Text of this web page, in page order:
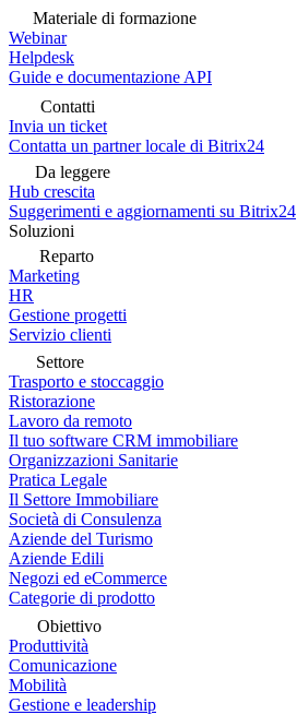
Materiale di formazione
Webinar
Helpdesk
Guide e documentazione API
Contatti
Invia un ticket
Contatta un partner locale di Bitrix24
Da leggere
Hub crescita
Suggerimenti e aggiornamenti su Bitrix24
Soluzioni
Reparto
Marketing
HR
Gestione progetti
Servizio clienti
Settore
Trasporto e stoccaggio
Ristorazione
Lavoro da remoto
Il tuo software CRM immobiliare
Organizzazioni Sanitarie
Pratica Legale
Il Settore Immobiliare
Società di Consulenza
Aziende del Turismo
Aziende Edili
Negozi ed eCommerce
Categorie di prodotto
Obiettivo
Produttività
Comunicazione
Mobilità
Gestione e leadership